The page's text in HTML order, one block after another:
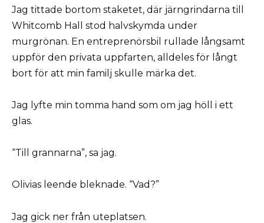
Jag tittade bortom staketet, där järngrindarna till
Whitcomb Hall stod halvskymda under
murgrönan. En entreprenörsbil rullade långsamt
uppför den privata uppfarten, alldeles för långt
bort för att min familj skulle märka det.
Jag lyfte min tomma hand som om jag höll i ett
glas.
“Till grannarna”, sa jag.
Olivias leende bleknade. “Vad?”
Jag gick ner från uteplatsen.